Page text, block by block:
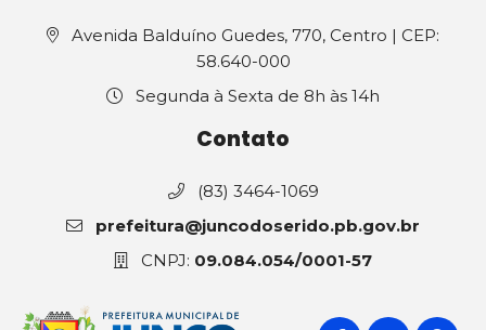
Avenida Balduíno Guedes, 770, Centro | CEP:
58.640-000
Segunda à Sexta de 8h às 14h
Contato
(83) 3464-1069
prefeitura@juncodoserido.pb.gov.br
CNPJ: 09.084.054/0001-57